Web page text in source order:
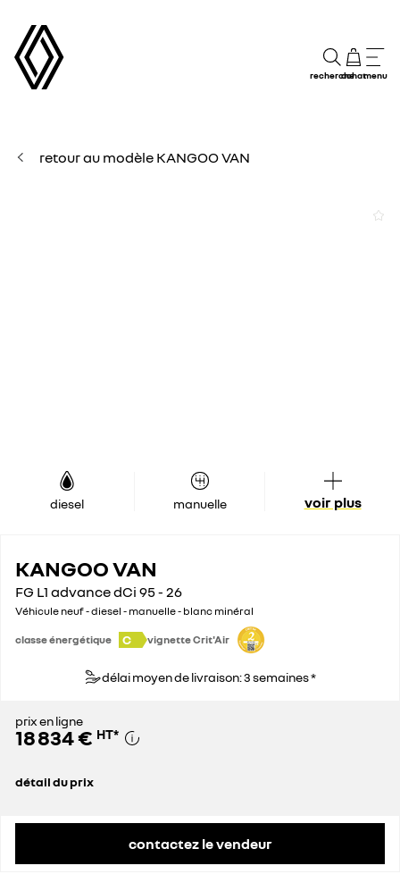
rechercheachatmenu
retour au modèle KANGOO VAN
diesel manuelle voir plus
KANGOO VAN
FG L1 advance dCi 95 - 26
Véhicule neuf - diesel - manuelle - blanc minéral
classe énergétique C vignette Crit'Air
délai moyen de livraison: 3 semaines *
prix en ligne
18 834 € HT*
détail du prix
contactez le vendeur